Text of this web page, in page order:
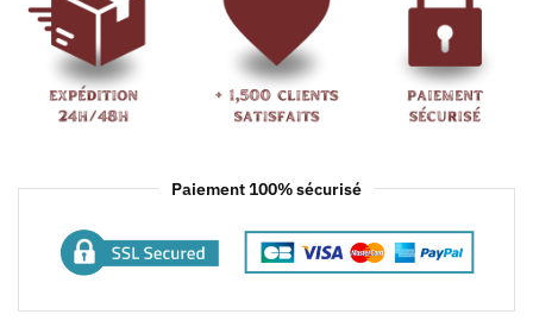
Paiement 100% sécurisé